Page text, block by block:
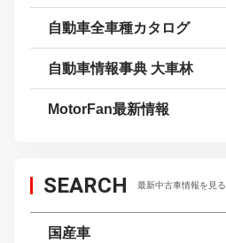
自動車全車種カタログ
自動車情報事典 大車林
MotorFan最新情報
SEARCH 最新中古車情報を見る
国産車